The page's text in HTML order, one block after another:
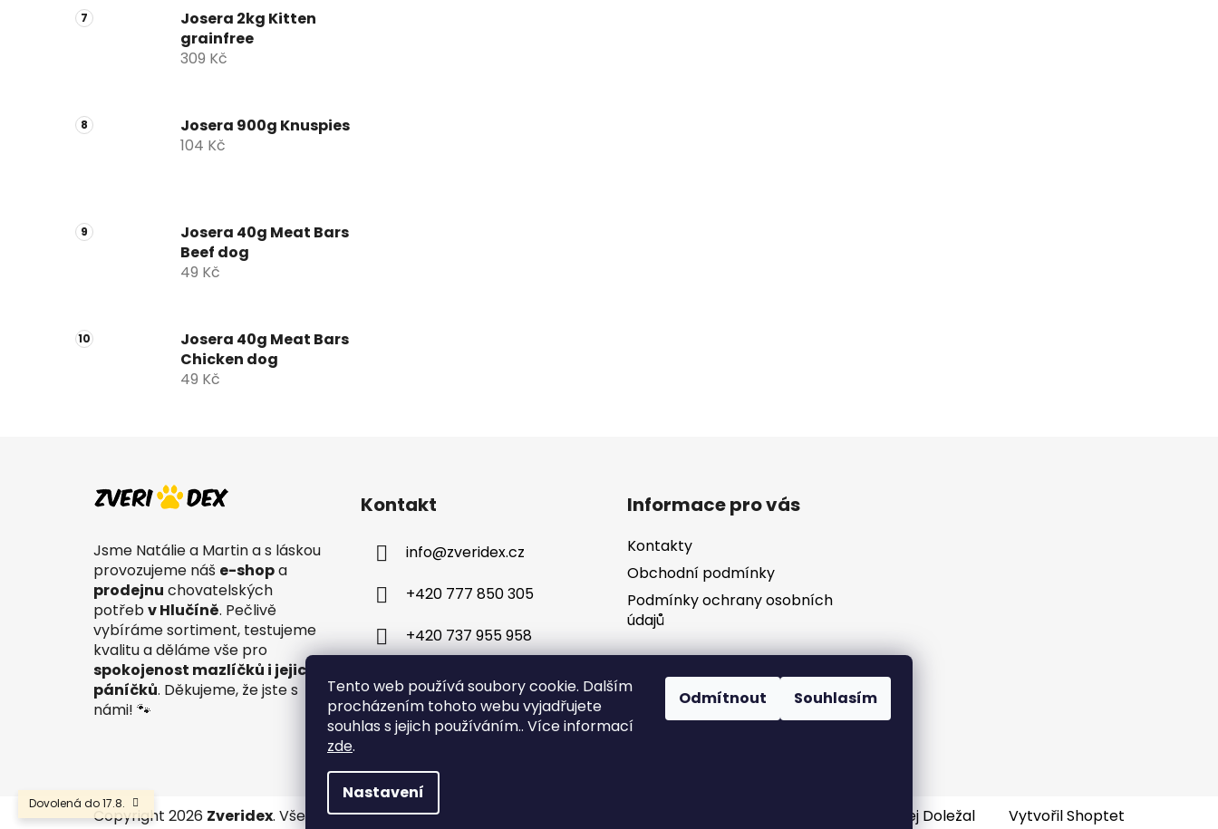
Tento web používá soubory cookie. Dalším
procházením tohoto webu vyjadřujete
souhlas s jejich používáním.. Více informací
zde.
Nastavení
Odmítnout Souhlasím
Dovolená do 17.8.
Josera 2kg Kitten
grainfree
309 Kč
Josera 900g Knuspies
104 Kč
Josera 40g Meat Bars
Beef dog
49 Kč
Josera 40g Meat Bars
Chicken dog
49 Kč
Jsme Natálie a Martin a s láskou
provozujeme náš e-shopa
prodejnu chovatelských
potřebv Hlučíně. Pečlivě
vybíráme sortiment, testujeme
kvalitu a děláme vše pro
spokojenost mazlíčků i jejich
páníčků. Děkujeme, že jste s
námi! 🐾
Kontakt
info@zveridex.cz
+420 777 850 305
+420 737 955 958
Informace pro vás
Kontakty
Obchodní podmínky
Podmínky ochrany osobních
údajů
: Ondřej Doležal Vytvořil Shoptet
Copyright 2026 Zveridex. Všechna práva vyhrazena.